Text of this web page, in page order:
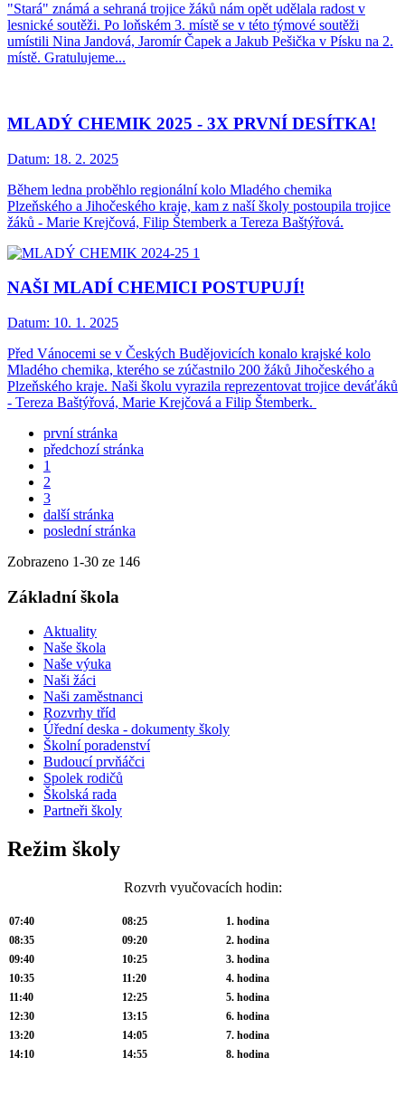
"Stará" známá a sehraná trojice žáků nám opět udělala radost v
lesnické soutěži. Po loňském 3. místě se v této týmové soutěži
umístili Nina Jandová, Jaromír Čapek a Jakub Pešička v Písku na 2.
místě. Gratulujeme...
MLADÝ CHEMIK 2025 - 3X PRVNÍ DESÍTKA!
Datum: 18. 2. 2025
Během ledna proběhlo regionální kolo Mladého chemika
Plzeňského a Jihočeského kraje, kam z naší školy postoupila trojice
žáků - Marie Krejčová, Filip Štemberk a Tereza Baštýřová.
NAŠI MLADÍ CHEMICI POSTUPUJÍ!
Datum: 10. 1. 2025
Před Vánocemi se v Českých Budějovicích konalo krajské kolo
Mladého chemika, kterého se zúčastnilo 200 žáků Jihočeského a
Plzeňského kraje. Naši školu vyrazila reprezentovat trojice deváťáků
- Tereza Baštýřová, Marie Krejčová a Filip Štemberk.
první stránka
předchozí stránka
1
2
3
další stránka
poslední stránka
Zobrazeno 1-30 ze 146
Základní škola
Aktuality
Naše škola
Naše výuka
Naši žáci
Naši zaměstnanci
Rozvrhy tříd
Úřední deska - dokumenty školy
Školní poradenství
Budoucí prvňáčci
Spolek rodičů
Školská rada
Partneři školy
Režim školy
Rozvrh vyučovacích hodin:
07:40 08:25
1. hodina
08:35
09:20
2. hodina
09:40
10:25
3. hodina
10:35
11:20
4. hodina
11:40
12:25
5. hodina
12:30
13:15
6. hodina
13:20
14:05
7. hodina
14:10
14:55 8. hodina